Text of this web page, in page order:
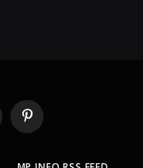
Pinterest